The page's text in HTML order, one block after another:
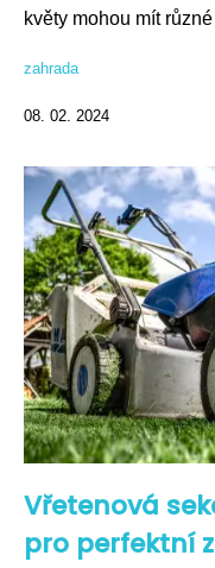
květy mohou mít
zahrada
08. 02. 2024
Vřetenová
pro perfektní